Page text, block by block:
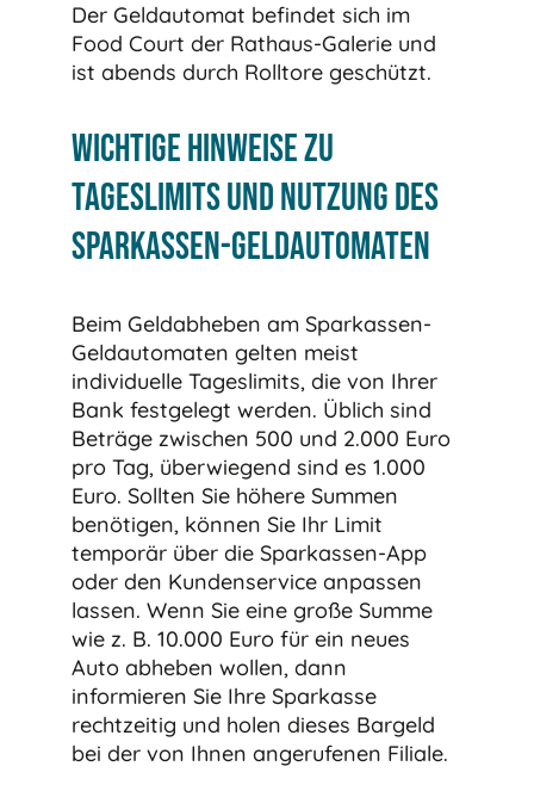
Der Geldautomat befindet sich im
Food Court der Rathaus-Galerie und
ist abends durch Rolltore geschützt.
Wichtige Hinweise zu
Tageslimits und Nutzung des
Sparkassen-Geldautomaten
Beim Geldabheben am Sparkassen-
Geldautomaten gelten meist
individuelle Tageslimits, die von Ihrer
Bank festgelegt werden. Üblich sind
Beträge zwischen 500 und 2.000 Euro
pro Tag, überwiegend sind es 1.000
Euro. Sollten Sie höhere Summen
benötigen, können Sie Ihr Limit
temporär über die Sparkassen-App
oder den Kundenservice anpassen
lassen. Wenn Sie eine große Summe
wie z. B. 10.000 Euro für ein neues
Auto abheben wollen, dann
informieren Sie Ihre Sparkasse
rechtzeitig und holen dieses Bargeld
bei der von Ihnen angerufenen Filiale.